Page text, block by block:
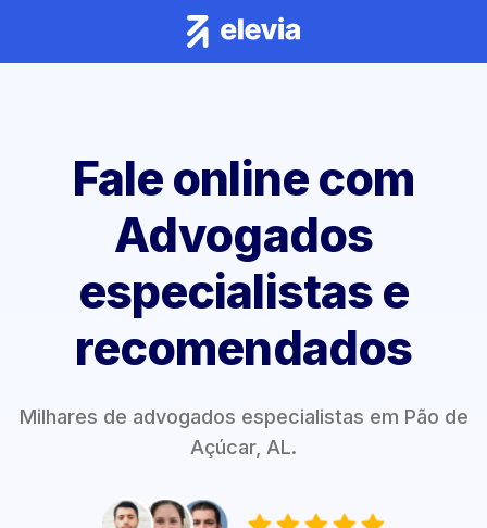
Fale online com
Advogados
especialistas e
recomendados
Milhares de advogados especialistas em Pão de
Açúcar, AL.